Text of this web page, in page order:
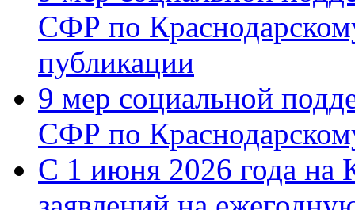
СФР по
публикации
9 мер социальной
СФР по
С 1 июня 2026 года на